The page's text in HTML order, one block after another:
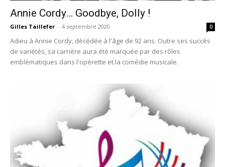
Annie Cordy… Goodbye, Dolly !
Gilles Taillefer - 4 septembre 2020 0
Adieu à Annie Cordy, décédée à l'âge de 92 ans. Outre ses succès
de variétés, sa carrière aura été marquée par des rôles
emblématiques dans l'opérette et la comédie musicale.